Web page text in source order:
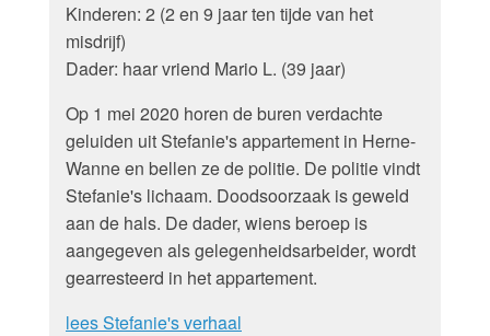
Kinderen: 2 (2 en 9 jaar ten tijde van het
misdrijf)
Dader: haar vriend Mario L. (39 jaar)
Op 1 mei 2020 horen de buren verdachte
geluiden uit Stefanie's appartement in Herne-
Wanne en bellen ze de politie. De politie vindt
Stefanie's lichaam. Doodsoorzaak is geweld
aan de hals. De dader, wiens beroep is
aangegeven als gelegenheidsarbeider, wordt
gearresteerd in het appartement.
lees Stefanie's verhaal